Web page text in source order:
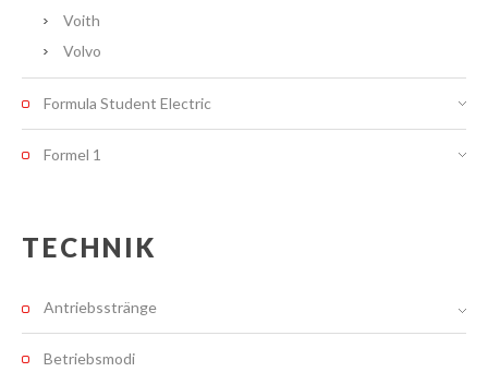
Voith
Volvo
Formula Student Electric
Formel 1
TECHNIK
Antriebsstränge
Betriebsmodi